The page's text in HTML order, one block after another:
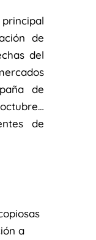
de
del
de
de
a